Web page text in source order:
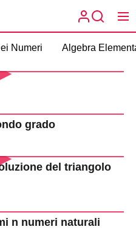
Numeri Algebra
grado
del triangolo
n numeri naturali